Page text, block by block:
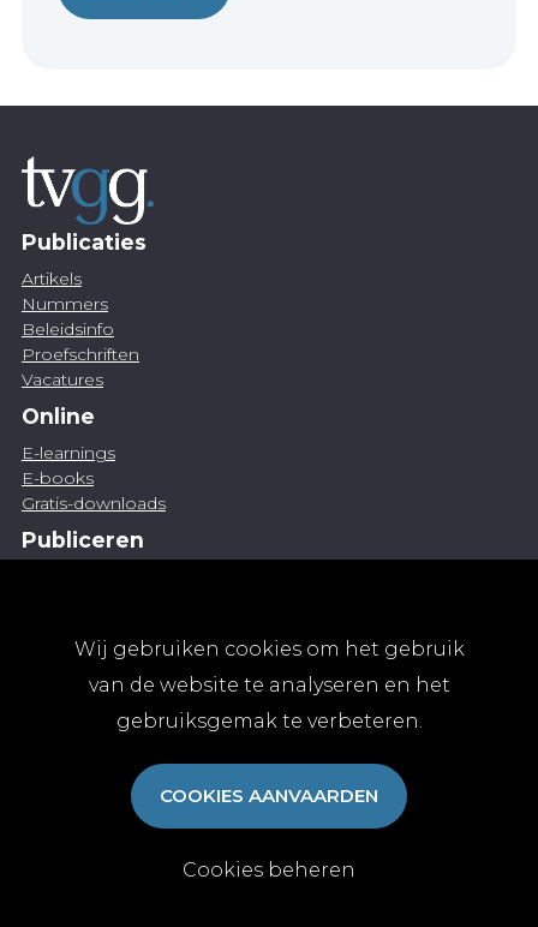
Wij gebruiken cookies om het gebruik
van de website te analyseren en het
gebruiksgemak te verbeteren.
COOKIES AANVAARDEN
Cookies beheren
Publicaties
Artikels
Nummers
Beleidsinfo
Proefschriften
Vacatures
Online
E-learnings
E-books
Gratis-downloads
Publiceren
Abonnementen
Algemene abonnementsvoorwaarden